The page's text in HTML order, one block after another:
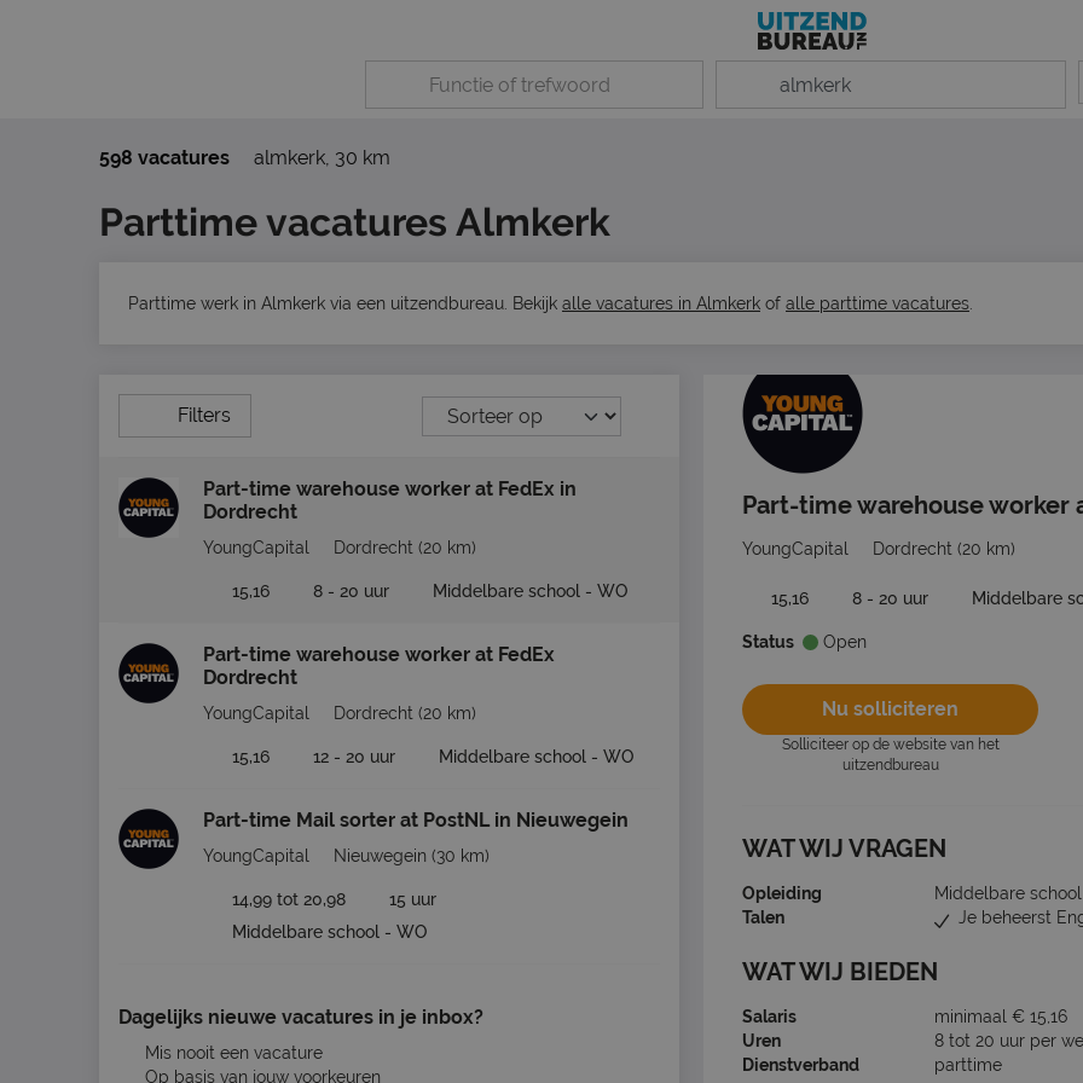
598 vacatures almkerk, 30 km
Parttime vacatures Almkerk
Parttime werk in Almkerk via een uitzendbureau. Bekijk alle vacatures in Almkerk of alle parttime vacatures
Filters
Part-time warehouse worker at FedEx in
Dordrecht
YoungCapital Dordrecht (20 km)
15,16 8 - 20 uur Middelbare school - WO
Part-time warehouse worker at FedEx
Dordrecht
YoungCapital Dordrecht (20 km)
15,16 12 - 20 uur Middelbare school - WO
Part-time Mail sorter at PostNL in Nieuwegein
YoungCapital Nieuwegein (30 km)
14,99 tot 20,98
15 uur
Middelbare school - WO
Dagelijks nieuwe vacatures in je inbox?
Mis nooit een vacature
Op basis van jouw voorkeuren
Part-time warehouse worker
YoungCapital Dordrecht (20 km)
15,16 8 - 20 uur Middelbare
Status Open
Nu solliciteren
Solliciteer op de website van het
uitzendbureau
WAT WIJ VRAGEN
Opleiding
Middelbare
Talen
Je beheerst
WAT WIJ BIEDEN
Salaris
minimaal € 15,16
Uren
8 tot 20 uur per
Dienstverband
parttime